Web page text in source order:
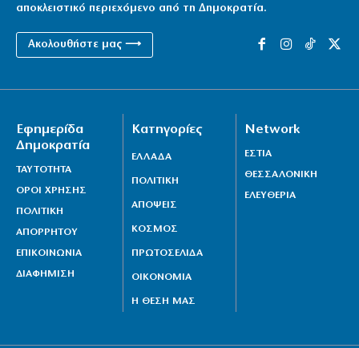
αποκλειστικό περιεχόμενο από τη Δημοκρατία.
Ακολουθήστε μας ⟶
Εφημερίδα
Δημοκρατία
ΤΑΥΤΟΤΗΤΑ
ΟΡΟΙ ΧΡΗΣΗΣ
ΠΟΛΙΤΙΚΗ
ΑΠΟΡΡΗΤΟΥ
ΕΠΙΚΟΙΝΩΝΙΑ
ΔΙΑΦΗΜΙΣΗ
Κατηγορίες
ΕΛΛΑΔΑ
ΠΟΛΙΤΙΚΗ
ΑΠΟΨΕΙΣ
ΚΟΣΜΟΣ
ΠΡΩΤΟΣΕΛΙΔΑ
ΟΙΚΟΝΟΜΙΑ
Η ΘΕΣΗ ΜΑΣ
Network
ΕΣΤΙΑ
ΘΕΣΣΑΛΟΝΙΚΗ
ΕΛΕΥΘΕΡΙΑ